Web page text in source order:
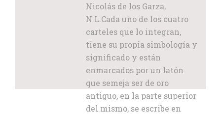
Nicolás de los Garza,
N.L.Cada uno de los cuatro
carteles que lo integran,
tiene su propia simbología y
significado y están
enmarcados por un latón
que semeja ser de oro
antiguo, en la parte superior
del mismo, se escribe en